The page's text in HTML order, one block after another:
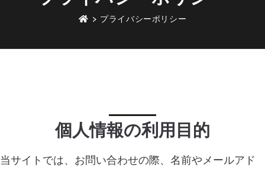
> プライバシーポリシー
個人情報の利用目的
当サイトでは、お問い合わせの際、名前やメールアド